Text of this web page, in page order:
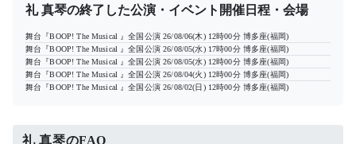
礼 真琴の終了した公演・イベント開催日程・会場
舞台『BOOP! The Musical 』全国公演 26/08/06(木) 12時00分 博多座(福岡)
舞台『BOOP! The Musical 』全国公演 26/08/05(水) 17時00分 博多座(福岡)
舞台『BOOP! The Musical 』全国公演 26/08/05(水) 12時00分 博多座(福岡)
舞台『BOOP! The Musical 』全国公演 26/08/04(火) 12時00分 博多座(福岡)
舞台『BOOP! The Musical 』全国公演 26/08/02(日) 12時00分 博多座(福岡)
礼 真琴のFAQ